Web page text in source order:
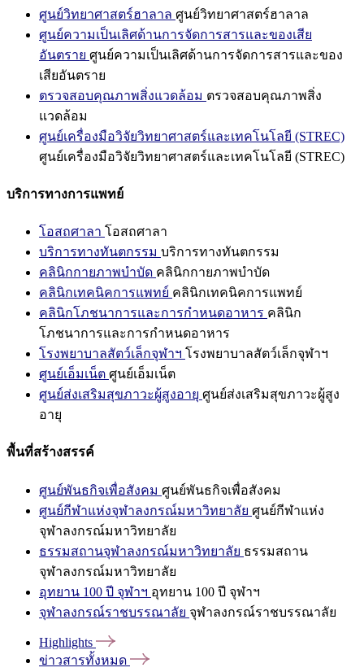
ศูนย์วิทยาศาสตร์ฮาลาล ศูนย์วิทยาศาสตร์ฮาลาล
ศูนย์ความเป็นเลิศด้านการจัดการสารและของเสีย
อันตราย ศูนย์ความเป็นเลิศด้านการจัดการสารและของ
เสียอันตราย
ตรวจสอบคุณภาพสิ่งแวดล้อม ตรวจสอบคุณภาพสิ่ง
แวดล้อม
ศูนย์เครื่องมือวิจัยวิทยาศาสตร์และเทคโนโลยี (STREC)
ศูนย์เครื่องมือวิจัยวิทยาศาสตร์และเทคโนโลยี (STREC)
บริการทางการแพทย์
โอสถศาลา โอสถศาลา
บริการทางทันตกรรม บริการทางทันตกรรม
คลินิกกายภาพบำบัด คลินิกกายภาพบำบัด
คลินิกเทคนิคการแพทย์ คลินิกเทคนิคการแพทย์
คลินิกโภชนาการและการกำหนดอาหาร คลินิก
โภชนาการและการกำหนดอาหาร
โรงพยาบาลสัตว์เล็กจุฬาฯ โรงพยาบาลสัตว์เล็กจุฬาฯ
ศูนย์เอ็มเน็ต ศูนย์เอ็มเน็ต
ศูนย์ส่งเสริมสุขภาวะผู้สูงอายุ ศูนย์ส่งเสริมสุขภาวะผู้สูง
อายุ
พื้นที่สร้างสรรค์
ศูนย์พันธกิจเพื่อสังคม ศูนย์พันธกิจเพื่อสังคม
ศูนย์กีฬาแห่งจุฬาลงกรณ์มหาวิทยาลัย ศูนย์กีฬาแห่ง
จุฬาลงกรณ์มหาวิทยาลัย
ธรรมสถานจุฬาลงกรณ์มหาวิทยาลัย ธรรมสถาน
จุฬาลงกรณ์มหาวิทยาลัย
อุทยาน 100 ปี จุฬาฯ อุทยาน 100 ปี จุฬาฯ
จุฬาลงกรณ์ราชบรรณาลัย จุฬาลงกรณ์ราชบรรณาลัย
Highlights
ข่าวสารทั้งหมด